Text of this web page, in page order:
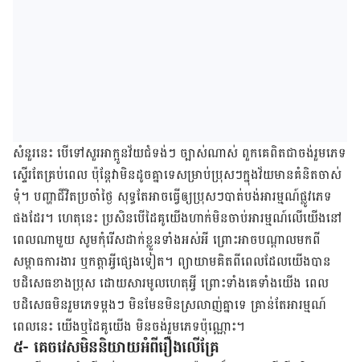
សំនួរ​នេះ បើ​ទៅ​សួរ​អា​ក្អូន​វ័យ​ជំទង់ៗ ច្បាស់​ណាស់ ពួកគេ​ពិត​ជា​ចង់​រួមភេទ​
ស្ទើរ​តែ​គ្រប់​ពេល ប៉ុន្តែ​វា​មិន​ដូច​គ្នា​ទេ​សម្រាប់​ប្រុសៗ​ក្នុង​​វ័យមាន​គំនិត​ចាស់​
ទុំ។ បញ្ហា​ជីវិត​ប្រចាំ​ថ្ងៃ សុទ្ធ​តែ​អាច​ធ្វើ​ឲ្យ​ប្រុសៗ​បាត់បង់​អារម្មណ៍​ផ្លូវ​ភេទ​
ផង​ដែរ។ ហេតុនេះ ប្រសិន​បើ​ដៃគូ​យើង​ហាក់មិន​ចាប់​អារម្មណ៍​លើ​យើង​នៅ​
ពេល​ណា​មួយ សូមកុំ​រើស​​ដាក់​ខ្លួន​ទាំង​អស់អី ព្រោះ​អាច​បណ្តាល​មក​ពី​
សម្ពាធ​​​ការងារ ឬ​កត្តា​អ្វី​ផ្សេង​ទៀត។ ព្យាយាម​គិត​ពី​ពេល​ដែល​យើង​បាន​
បដិសេធខាង​ប្រុស​ ដោយ​សារ​មូល​ហេតុ​អ្វី ព្រោះ​ទាំង​គេ​ទាំង​យើង ពេល​
បដិសេធ​មិន​រួម​ភេទម្តងៗ មិន​មែន​មិន​ស្រលាញ់​គ្នាទេ គ្រាន់​តែ​អារម្មណ៍​
ពេល​នេះ យើង​ឬ​ដៃគូ​យើង​ មិន​ចង់​រួមភេទ​ប៉ុណ្ណោះ។
៥- គេចវេសមិននិយាយអំពីរឿងលើគ្រែ